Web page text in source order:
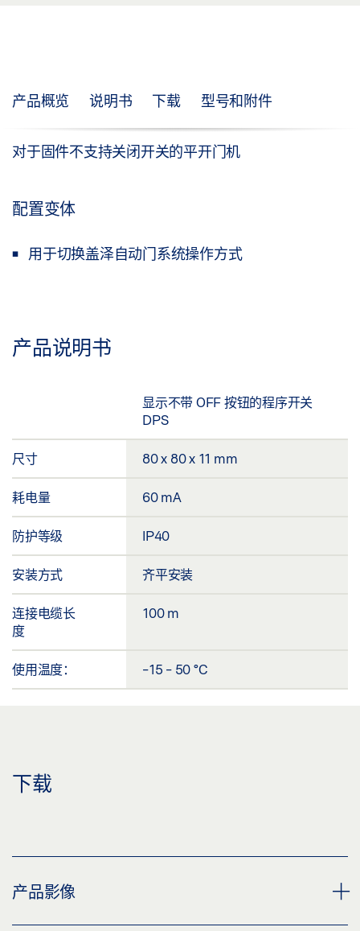
产品概览 说明书 下载 型号和附件
对于固件不支持关闭开关的平开门机
配置变体
用于切换盖泽自动门系统操作方式
产品说明书
显示不带 OFF 按钮的程序开关
DPS
尺寸 80 x 80 x 11 mm
耗电量 60 mA
防护等级 IP40
安装方式 齐平安装
连接电缆长
度
100 m
使用温度： -15 - 50 °C
下载
产品影像